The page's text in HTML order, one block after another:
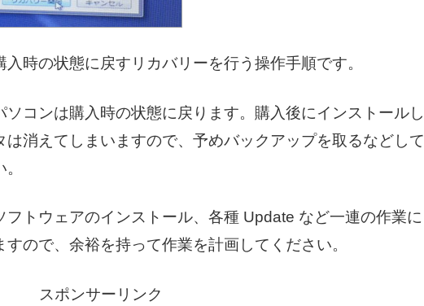
時の状態に戻すリカバリーを行う操作手順です。
コンは購入時の状態に戻ります。購入後にインストールし
消えてしまいますので、予めバックアップを取るなどして
フトウェアのインストール、各種 Update など一連の作業に
ので、余裕を持って作業を計画してください。
スポンサーリンク